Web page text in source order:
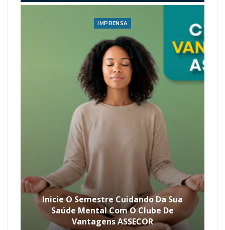
IMPRENSA
Inicie O Semestre Cuidando Da Sua
Saúde Mental Com O Clube De
Vantagens ASSECOR